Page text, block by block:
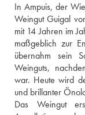
In Ampuis, der
Weingut Guigal
mit 14 Jahren im
maßgeblich zur
übernahm sein
Weinguts,
war. Heute wird
und brillanter
Das Weingut